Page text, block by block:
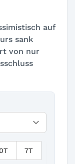
auf
sank
von nur
7T